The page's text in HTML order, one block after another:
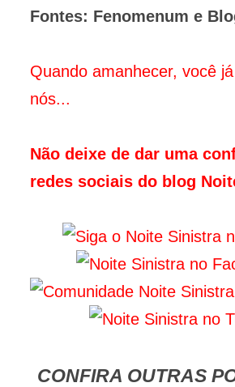
Fontes: Fenomenum e
Quando amanhecer, você
nós...
Não deixe de dar uma
redes sociais do blog
CONFIRA OUTRAS